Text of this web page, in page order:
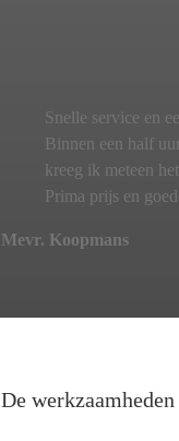
Snelle service en
Binnen een half
kreeg ik meteen
Prima prijs en
Mevr. Koopmans
De